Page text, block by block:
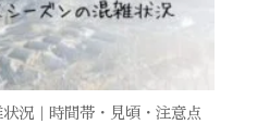
況｜時間帯・見頃・注意点